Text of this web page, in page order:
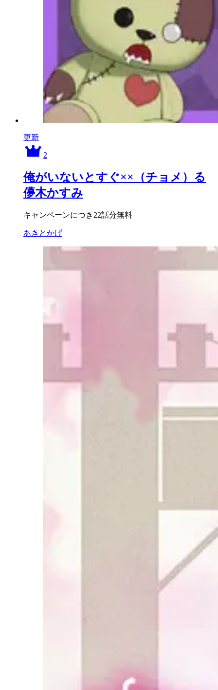
更新
2
俺がいないとすぐ××（チョメ）る
儚木かすみ
キャンペーンにつき22話分無料
あきとかげ